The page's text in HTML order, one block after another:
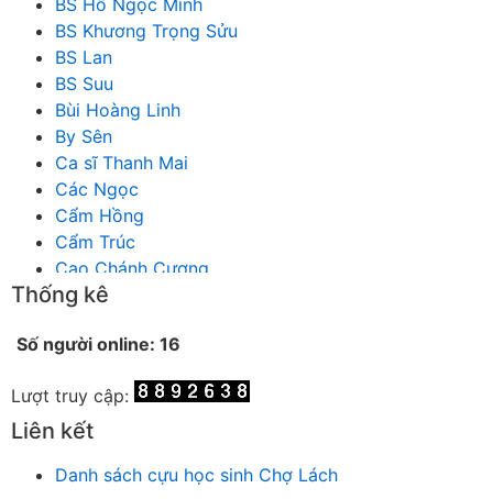
BS Hồ Ngọc Minh
BS Khương Trọng Sửu
BS Lan
BS Suu
Bùi Hoàng Linh
By Sên
Ca sĩ Thanh Mai
Các Ngọc
Cẩm Hồng
Cẩm Trúc
Cao Chánh Cương
Cao Nhật Quyên
Chích Chị
Chu Trầm Nguyên Minh
Cò Bằng
Công Bình
Thống kê
Số người online: 16
Lượt truy cập:
Liên kết
Danh sách cựu học sinh Chợ Lách